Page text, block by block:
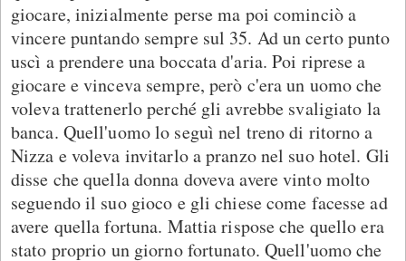
giocare, inizialmente perse ma poi cominciò a
vincere puntando sempre sul 35. Ad un certo punto
uscì a prendere una boccata d'aria. Poi riprese a
giocare e vinceva sempre, però c'era un uomo che
voleva trattenerlo perché gli avrebbe svaligiato la
banca. Quell'uomo lo seguì nel treno di ritorno a
Nizza e voleva invitarlo a pranzo nel suo hotel. Gli
disse che quella donna doveva avere vinto molto
seguendo il suo gioco e gli chiese come facesse ad
avere quella fortuna. Mattia rispose che quello era
stato proprio un giorno fortunato. Quell'uomo che